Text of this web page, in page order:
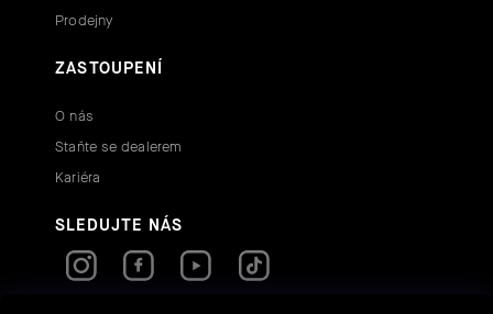
Prodejny
ZASTOUPENÍ
O nás
Staňte se dealerem
Kariéra
SLEDUJTE NÁS